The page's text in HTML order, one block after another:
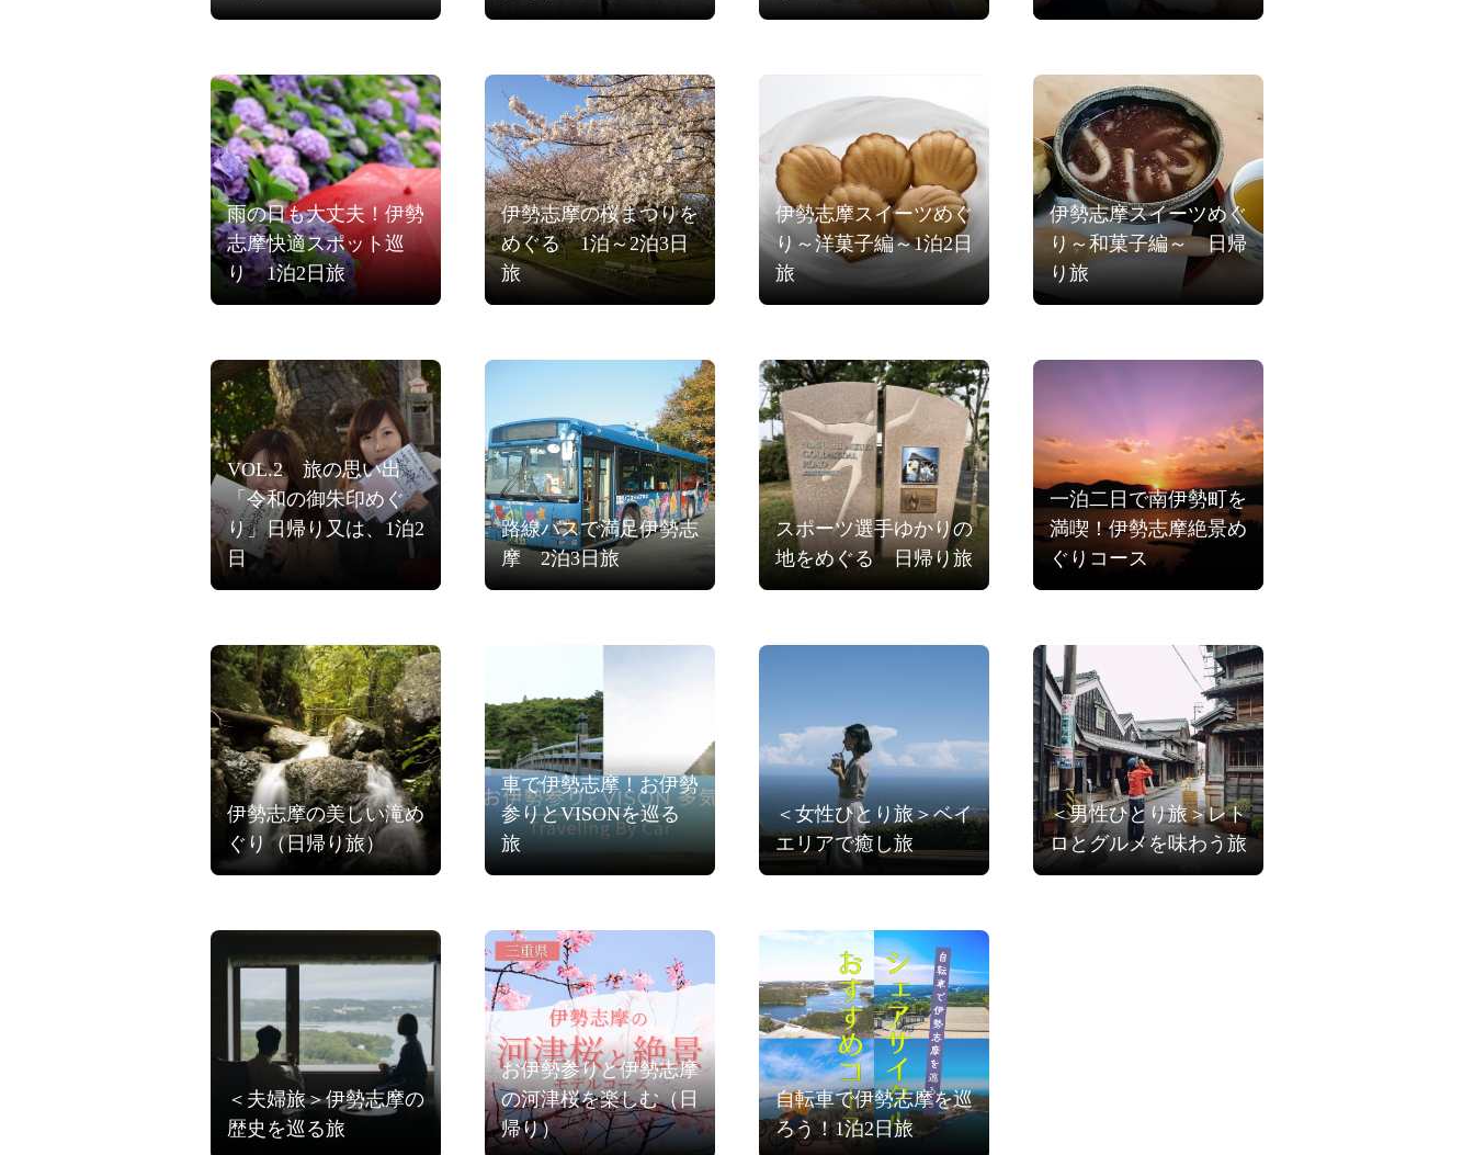
雨の日も大丈夫！伊勢
志摩快適スポット巡
り 1泊2日旅
伊勢志摩の桜まつりを
めぐる 1泊～2泊3日
旅
伊勢志摩スイーツめぐ
り～洋菓子編～1泊2日
旅
伊勢志摩スイーツめぐ
り～和菓子編～ 日帰
り旅
VOL.2 旅の思い出
「令和の御朱印めぐ
り」日帰り又は、1泊2
日
路線バスで満足伊勢志
摩 2泊3日旅
スポーツ選手ゆかりの
地をめぐる 日帰り旅
一泊二日で南伊勢町を
満喫！伊勢志摩絶景め
ぐりコース
伊勢志摩の美しい滝め
ぐり（日帰り旅）
車で伊勢志摩！お伊勢
参りとVISONを巡る
旅
＜女性ひとり旅＞ベイ
エリアで癒し旅
＜男性ひとり旅＞レト
ロとグルメを味わう旅
＜夫婦旅＞伊勢志摩の
歴史を巡る旅
お伊勢参りと伊勢志摩
の河津桜を楽しむ（日
帰り）
自転車で伊勢志摩を巡
ろう！1泊2日旅